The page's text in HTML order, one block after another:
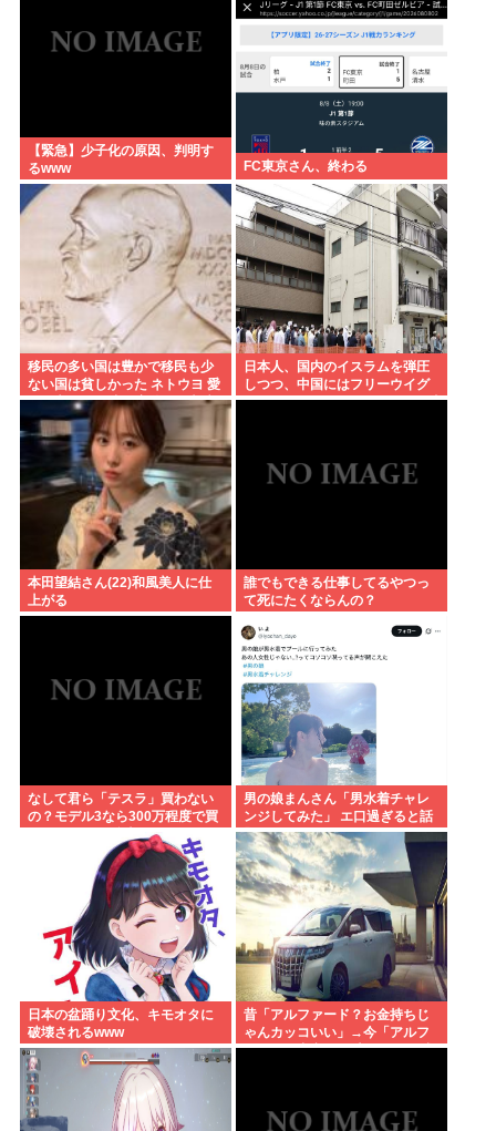
【緊急】少子化の原因、判明す
るwww
FC東京さん、終わる
移民の多い国は豊かで移民も少
ない国は貧しかった ネトウヨ 愛
国保守、また嘘で扇動し日本破
壊成功
日本人、国内のイスラムを弾圧
しつつ、中国にはフリーウイグ
ル(ウイグルはほぼムスリム)を叫
本田望結さん(22)和風美人に仕
上がる
誰でもできる仕事してるやつっ
て死にたくならんの？
なして君ら「テスラ」買わない
の？モデル3なら300万程度で買
える.コスパ最強車がここにある
男の娘まんさん「男水着チャレ
ンジしてみた」 エ口過ぎると話
題に
日本の盆踊り文化、キモオタに
破壊されるwww
昔「アルファード？お金持ちじ
ゃんカッコいい」→今「アルフ
ァード？中卒DQN専用イキり残